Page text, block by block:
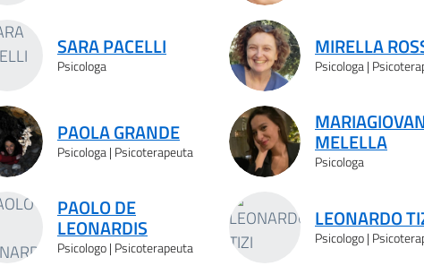
SARA PACELLI
Psicologa
MIRELLA
Psicologa |
PAOLA GRANDE
Psicologa | Psicoterapeuta MELELLA
Psicologa
PAOLO DE
LEONARDIS
Psicologo | Psicoterapeuta
LEONARDO
Psicologo |